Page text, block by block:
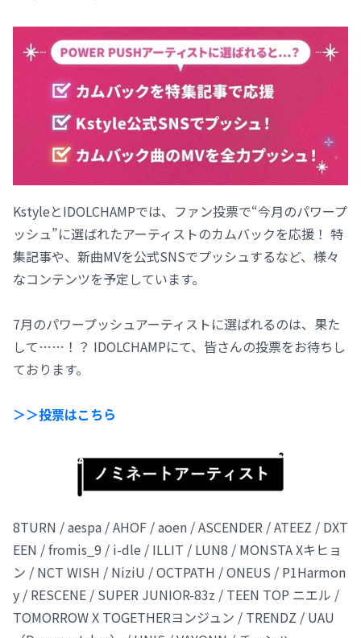
KstyleとIDOLCHAMPでは、ファン投票で“今月のパワープ
ッシュ”に選ばれたアーティストのカムバックを応援！ 特
集記事や、新曲MVを公式SNSでプッシュするなど、様々
なコンテンツを予定しています。
7月のパワープッシュアーティストに選ばれるのは、果た
して……！？ IDOLCHAMPにて、皆さんの投票をお待ちし
ております。
＞＞投票はこちら
8TURN / aespa / AHOF / aoen / ASCENDER / ATEEZ / DXT
EEN / fromis_9 / i-dle / ILLIT / LUN8 / MONSTA Xキヒョ
ン / NCT WISH / NiziU / OCTPATH / ONEUS / P1Harmon
y / RESCENE / SUPER JUNIOR-83z / TEEN TOP ニエル /
TOMORROW X TOGETHERヨンジュン / TRENDZ / UAU